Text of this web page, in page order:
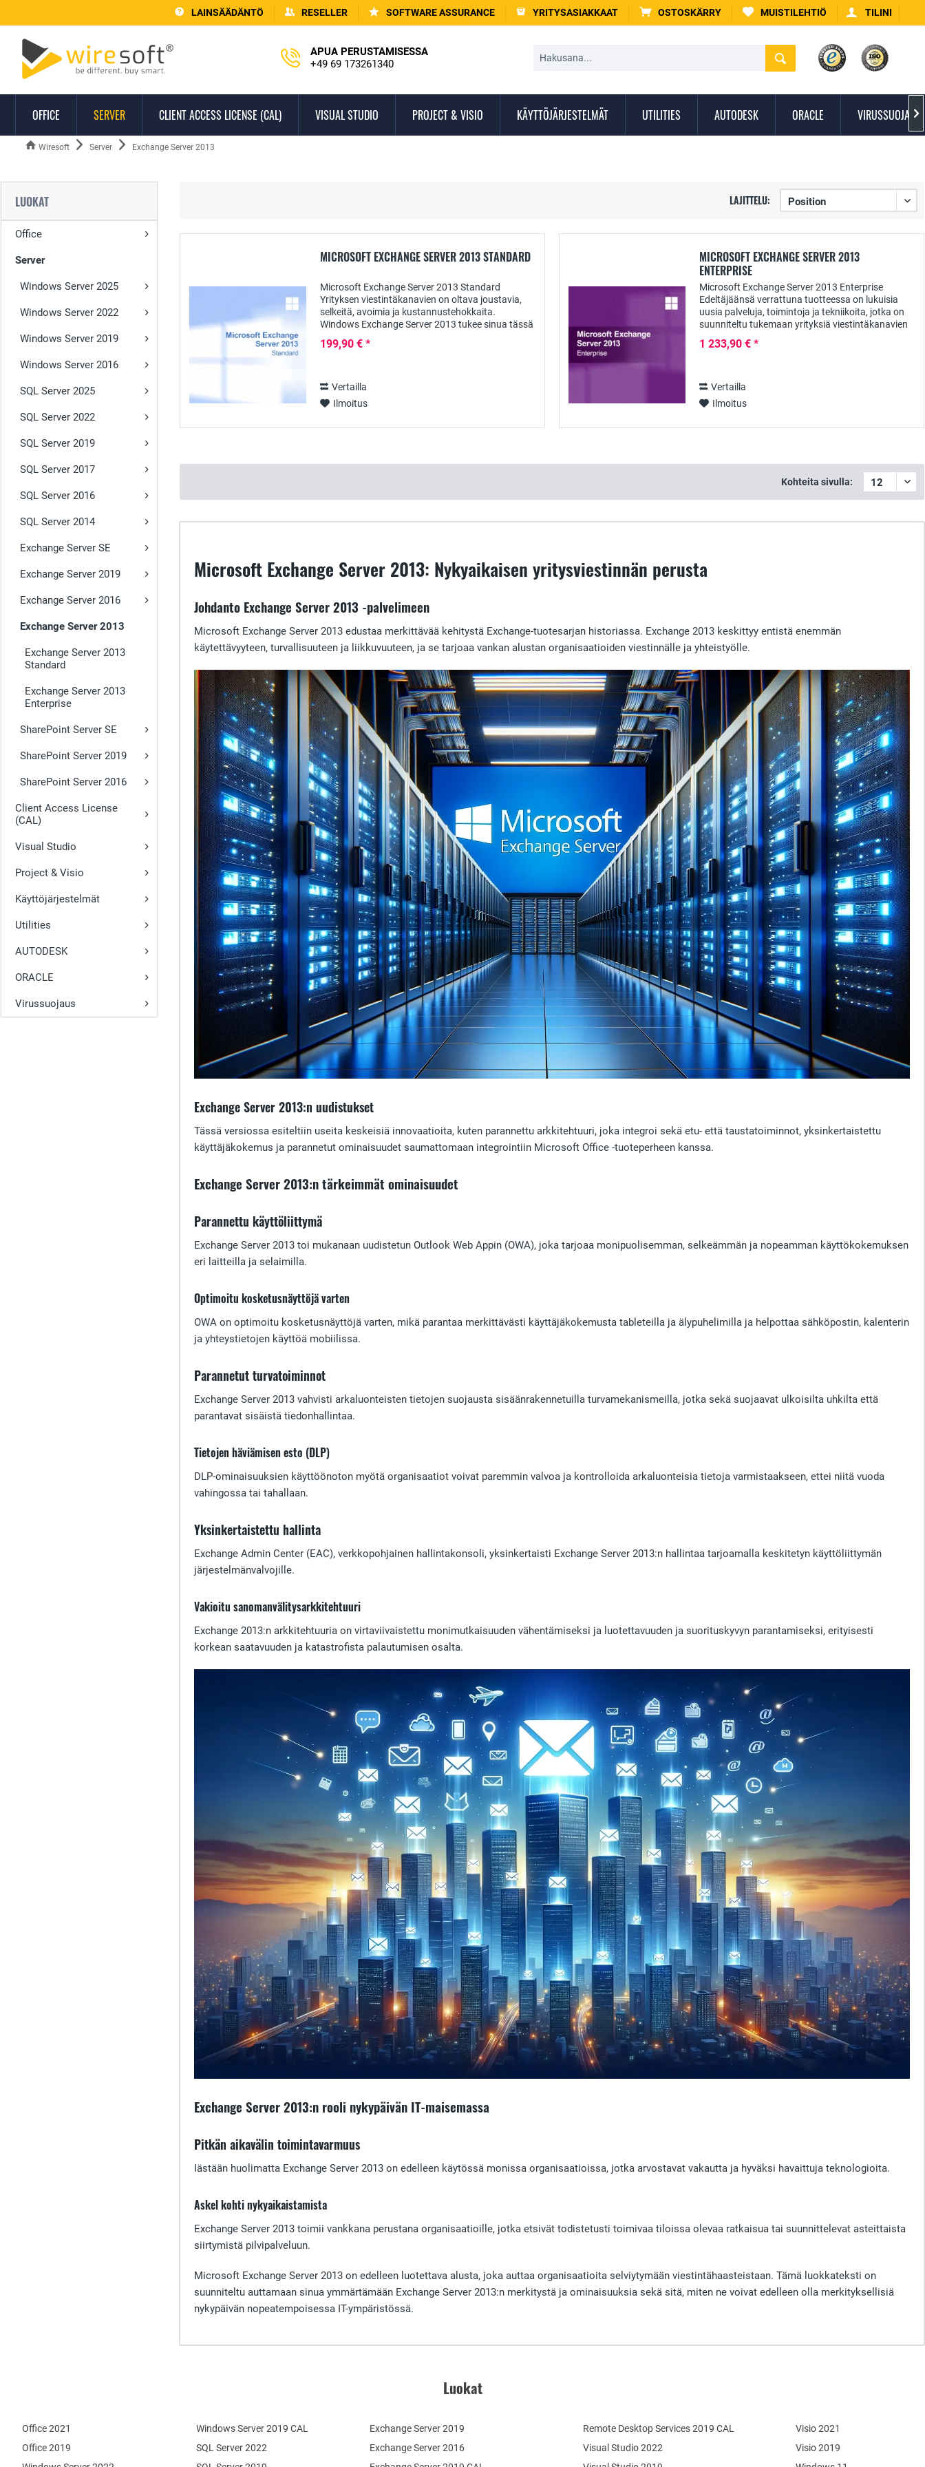
LAINSÄÄDÄNTÖ RESELLER SOFTWARE ASSURANCE YRITYSASIAKKAAT OSTOSKÄRRY MUISTILEHTIÖ TILINI
APUA PERUSTAMISESSA
+49 69 173261340
OFFICE SERVER CLIENT ACCESS LICENSE (CAL) VISUAL STUDIO PROJECT & VISIO KÄYTTÖJÄRJESTELMÄT UTILITIES AUTODESK ORACLE VIRUSSUOJAUS

Wiresoft Server Exchange Server 2013
LUOKAT
Office
Server
Windows Server 2025
Windows Server 2022
Windows Server 2019
Windows Server 2016
SQL Server 2025
SQL Server 2022
SQL Server 2019
SQL Server 2017
SQL Server 2016
SQL Server 2014
Exchange Server SE
Exchange Server 2019
Exchange Server 2016
Exchange Server 2013
Exchange Server 2013
Standard
Exchange Server 2013
Enterprise
SharePoint Server SE
SharePoint Server 2019
SharePoint Server 2016
Client Access License
(CAL)
Visual Studio
Project & Visio
Käyttöjärjestelmät
Utilities
AUTODESK
ORACLE
Virussuojaus
LAJITTELU:
MICROSOFT EXCHANGE SERVER 2013 STANDARD
Microsoft Exchange Server 2013 Standard
Yrityksen viestintäkanavien on oltava joustavia,
selkeitä, avoimia ja kustannustehokkaita.
Windows Exchange Server 2013 tukee sinua tässä
suorituskyvyn ja...
199,90 € *
Vertailla
Ilmoitus
MICROSOFT EXCHANGE SERVER 2013
ENTERPRISE
Microsoft Exchange Server 2013 Enterprise
Edeltäjäänsä verrattuna tuotteessa on lukuisia
uusia palveluja, toimintoja ja tekniikoita, jotka on
suunniteltu tukemaan yrityksiä viestintäkanavien
1 233,90 € *
Vertailla
Ilmoitus
Kohteita sivulla:
Microsoft Exchange Server 2013: Nykyaikaisen yritysviestinnän perusta
Johdanto Exchange Server 2013 -palvelimeen
Microsoft Exchange Server 2013 edustaa merkittävää kehitystä Exchange-tuotesarjan historiassa. Exchange 2013 keskittyy entistä enemmän
käytettävyyteen, turvallisuuteen ja liikkuvuuteen, ja se tarjoaa vankan alustan organisaatioiden viestinnälle ja yhteistyölle.
Exchange Server 2013:n uudistukset
Tässä versiossa esiteltiin useita keskeisiä innovaatioita, kuten parannettu arkkitehtuuri, joka integroi sekä etu- että taustatoiminnot, yksinkertaistettu
käyttäjäkokemus ja parannetut ominaisuudet saumattomaan integrointiin Microsoft Office -tuoteperheen kanssa.
Exchange Server 2013:n tärkeimmät ominaisuudet
Parannettu käyttöliittymä
Exchange Server 2013 toi mukanaan uudistetun Outlook Web Appin (OWA), joka tarjoaa monipuolisemman, selkeämmän ja nopeamman käyttökokemuksen
eri laitteilla ja selaimilla.
Optimoitu kosketusnäyttöjä varten
OWA on optimoitu kosketusnäyttöjä varten, mikä parantaa merkittävästi käyttäjäkokemusta tableteilla ja älypuhelimilla ja helpottaa sähköpostin, kalenterin
ja yhteystietojen käyttöä mobiilissa.
Parannetut turvatoiminnot
Exchange Server 2013 vahvisti arkaluonteisten tietojen suojausta sisäänrakennetuilla turvamekanismeilla, jotka sekä suojaavat ulkoisilta uhkilta että
parantavat sisäistä tiedonhallintaa.
Tietojen häviämisen esto (DLP)
DLP-ominaisuuksien käyttöönoton myötä organisaatiot voivat paremmin valvoa ja kontrolloida arkaluonteisia tietoja varmistaakseen, ettei niitä vuoda
vahingossa tai tahallaan.
Yksinkertaistettu hallinta
Exchange Admin Center (EAC), verkkopohjainen hallintakonsoli, yksinkertaisti Exchange Server 2013:n hallintaa tarjoamalla keskitetyn käyttöliittymän
järjestelmänvalvojille.
Vakioitu sanomanvälitysarkkitehtuuri
Exchange 2013:n arkkitehtuuria on virtaviivaistettu monimutkaisuuden vähentämiseksi ja luotettavuuden ja suorituskyvyn parantamiseksi, erityisesti
korkean saatavuuden ja katastrofista palautumisen osalta.
Exchange Server 2013:n rooli nykypäivän IT-maisemassa
Pitkän aikavälin toimintavarmuus
Iästään huolimatta Exchange Server 2013 on edelleen käytössä monissa organisaatioissa, jotka arvostavat vakautta ja hyväksi havaittuja teknologioita.
Askel kohti nykyaikaistamista
Exchange Server 2013 toimii vankkana perustana organisaatioille, jotka etsivät todistetusti toimivaa tiloissa olevaa ratkaisua tai suunnittelevat asteittaista
siirtymistä pilvipalveluun.
Microsoft Exchange Server 2013 on edelleen luotettava alusta, joka auttaa organisaatioita selviytymään viestintähaasteistaan. Tämä luokkateksti on
suunniteltu auttamaan sinua ymmärtämään Exchange Server 2013:n merkitystä ja ominaisuuksia sekä sitä, miten ne voivat edelleen olla merkityksellisiä
nykypäivän nopeatempoisessa IT-ympäristössä.
Luokat
Office 2021
Office 2019
Exchange Server 2019
Exchange Server 2016
SQL Server 2022
Windows Server 2019 CAL Remote Desktop Services 2019 CAL
Visual Studio 2022
Visio 2021
Visio 2019